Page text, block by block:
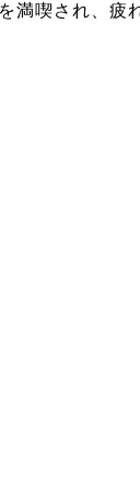
喫され、